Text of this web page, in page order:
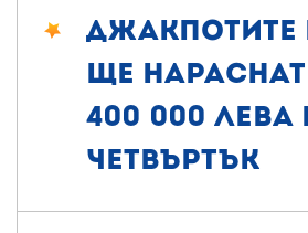
Джакпотите
ще нараснат
400 000 лева
четвъртък